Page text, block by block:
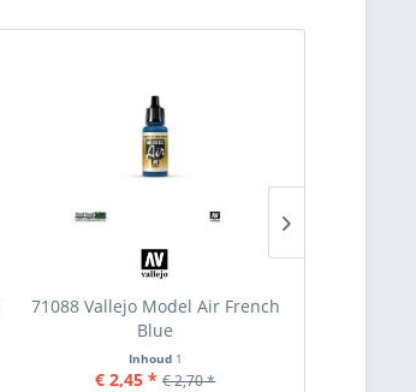
71088 Vallejo Model Air French
Blue
Inhoud 1
€ 2,45 * € 2,70 *